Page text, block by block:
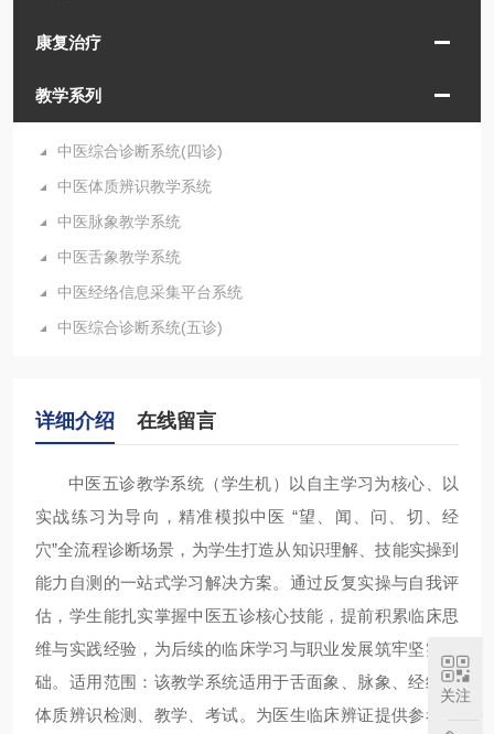
康复治疗
教学系列
中医综合诊断系统(四诊)
中医体质辨识教学系统
中医脉象教学系统
中医舌象教学系统
中医经络信息采集平台系统
中医综合诊断系统(五诊)
详细介绍 在线留言
中医五诊教学系统（学生机）以自主学习为核心、以
实战练习为导向，精准模拟中医 “望、闻、问、切、经
穴”全流程诊断场景，为学生打造从知识理解、技能实操到
能力自测的一站式学习解决方案。通过反复实操与自我评
估，学生能扎实掌握中医五诊核心技能，提前积累临床思
维与实践经验，为后续的临床学习与职业发展筑牢坚实基
础。适用范围：该教学系统适用于舌面象、脉象、经络、
体质辨识检测、教学、考试。为医生临床辨证提供参考。
关注